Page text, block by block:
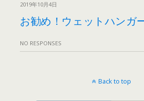
2019年10月4日
お勧め！ウェットハンガ
NO RESPONSES
Back to top